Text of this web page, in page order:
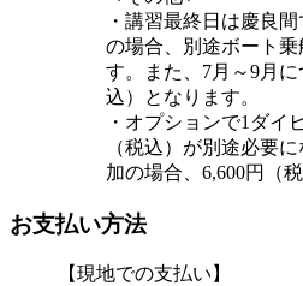
・講習最終日は慶良
の場合、別途ボート乗
す。また、7月～9月
込）となります。
・オプションで1ダイ
（税込）が別途必要
加の場合、6,600円（
お支払い方法
【現地での支払い】